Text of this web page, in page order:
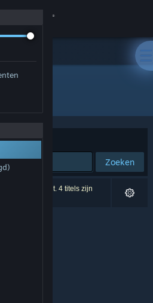
app
Zoeken
je zoekopdracht. 4 titels zijn